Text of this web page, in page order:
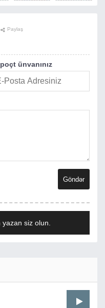
Paylaş
ünvanınız
siz olun.